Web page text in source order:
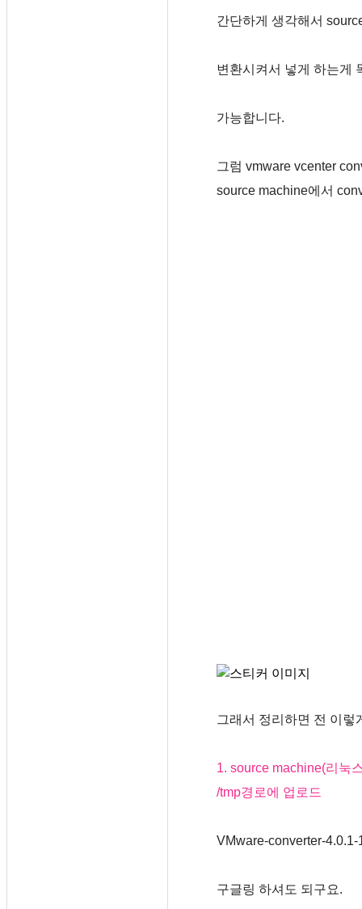
간단하게 생각해서
변환시켜서 넣게 하는게
가능합니다.
그럼 vmware vcenter
source machine에서
그래서 정리하면 전 이렇
1. source machine(리눅
/tmp경로에 업로드
VMware-converter-
구글링 하셔도 되구요.